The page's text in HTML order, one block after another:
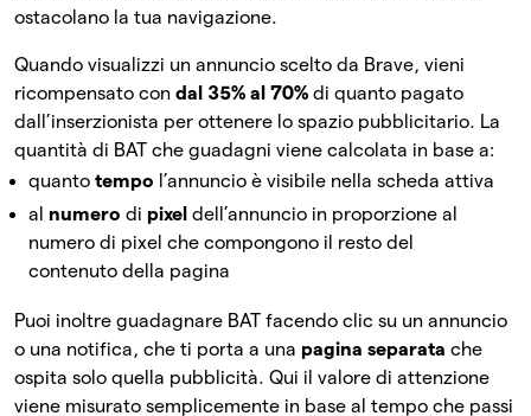
ostacolano la tua navigazione.
Quando visualizzi un annuncio scelto da Brave, vieni
ricompensato con dal 35% al 70% di quanto pagato
dall’inserzionista per ottenere lo spazio pubblicitario. La
quantità di BAT che guadagni viene calcolata in base a:
quanto tempo l’annuncio è visibile nella scheda attiva
al numero di pixel dell’annuncio in proporzione al
numero di pixel che compongono il resto del
contenuto della pagina
Puoi inoltre guadagnare BAT facendo clic su un annuncio
o una notifica, che ti porta a una pagina separata che
ospita solo quella pubblicità. Qui il valore di attenzione
viene misurato semplicemente in base al tempo che passi